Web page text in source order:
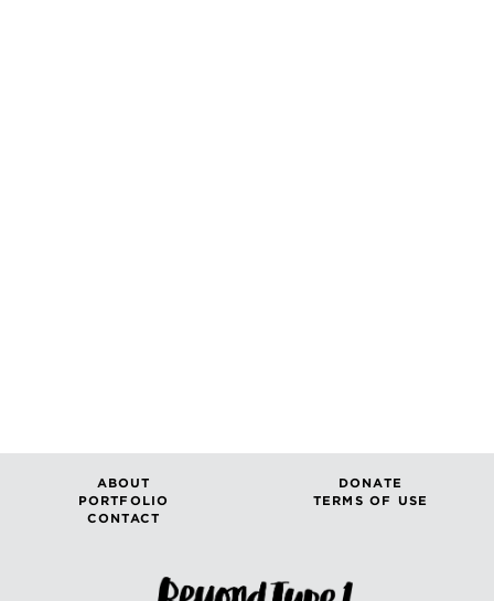
ABOUT
DONATE
PORTFOLIO
TERMS OF USE
CONTACT